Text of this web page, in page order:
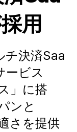
用
チ決済Saa
ービス
」に搭
ンと
さを提供